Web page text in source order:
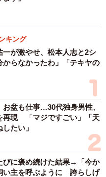
キング
一が激やせ、松本人志と2シ
からなかったわ」「テキヤの
お盆も仕事…30代独身男性、
再現 「マジですごい」「天
たい」
びに褒め続けた結果→「今か
い主を呼ぶように 誇らしげ